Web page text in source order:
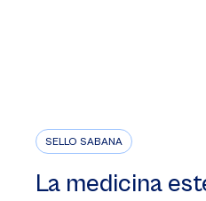
SELLO SABANA
La medicina